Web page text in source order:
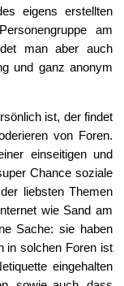
eigens erstellten
am
man aber auch
und ganz anonym
ist, der findet
von Foren.
einseitigen und
Chance soziale
liebsten Themen
wie Sand am
Sache: sie haben
in solchen Foren ist
eingehalten